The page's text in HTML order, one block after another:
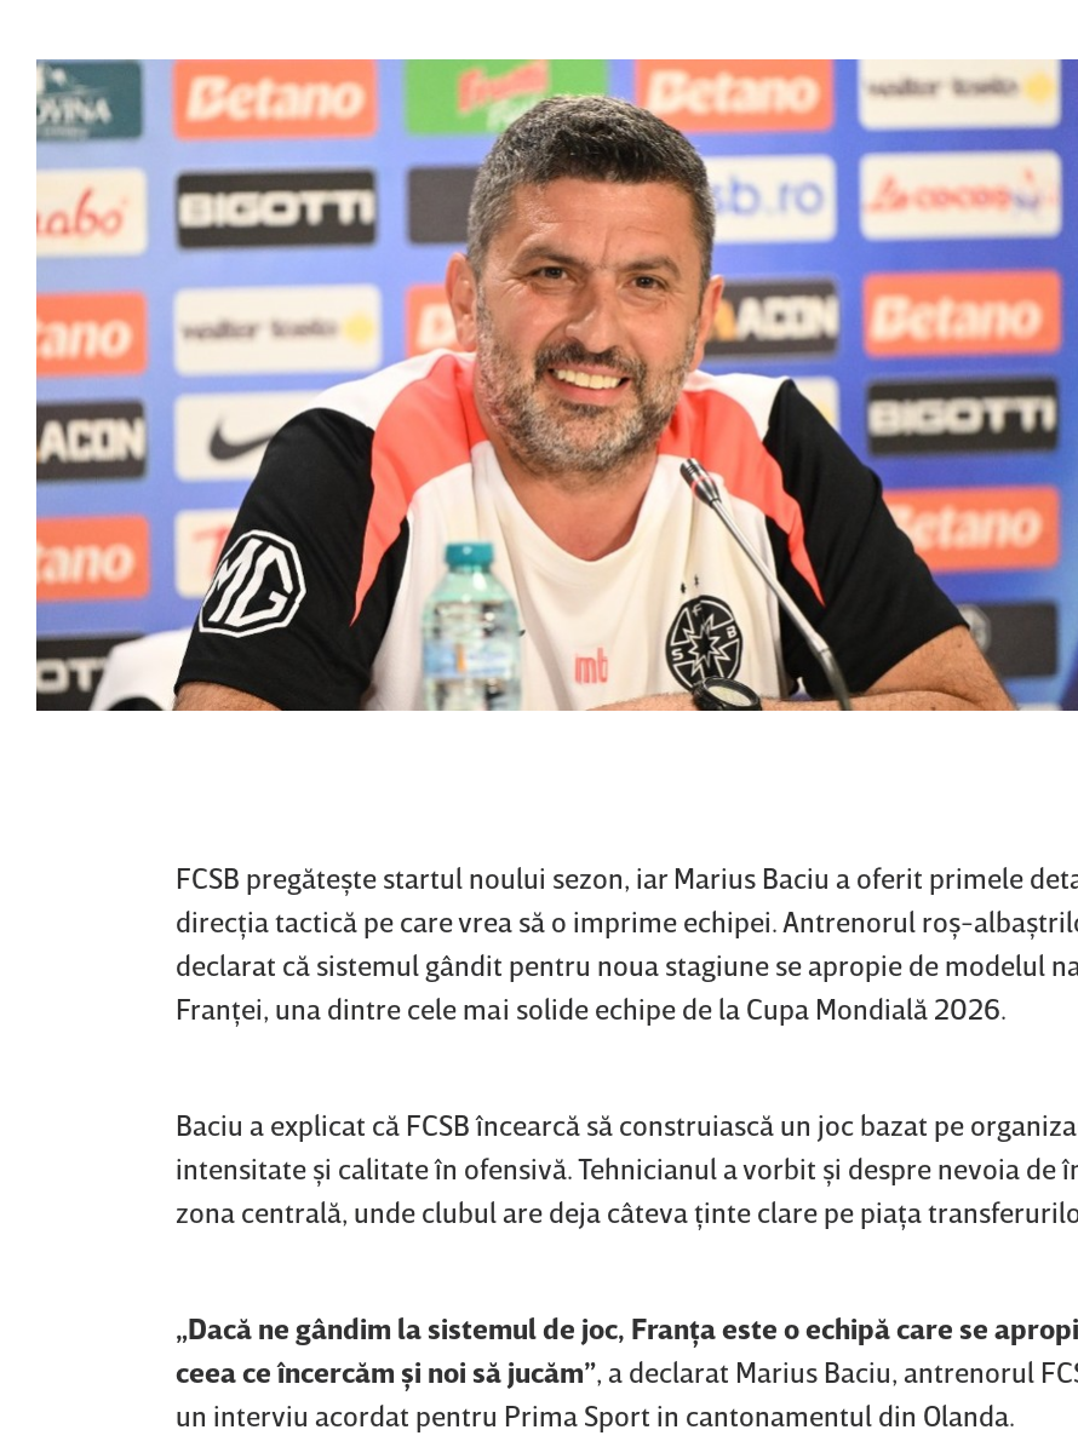
FCSB pregăteşte startul noului sezon, iar Marius Baciu a oferit primele
direcţia tactică pe care vrea să o imprime echipei. Antrenorul roş-
declarat că sistemul gândit pentru noua stagiune se apropie de modelul
Franţei, una dintre cele mai solide echipe de la Cupa Mondială 2026.
Baciu a explicat că FCSB încearcă să construiască un joc bazat pe
intensitate şi calitate în ofensivă. Tehnicianul a vorbit şi despre nevoia de
zona centrală, unde clubul are deja câteva ţinte clare pe piaţa
„Dacă ne gândim la sistemul de joc, Franţa este o echipă care se
ceea ce încercăm şi noi să jucăm”, a declarat Marius Baciu, antrenorul
un interviu acordat pentru Prima Sport in cantonamentul din Olanda.